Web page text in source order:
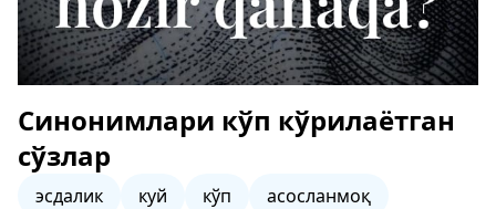
Синонимлари кўп кўрилаётган
сўзлар
эсдалик куй кўп
асосланмоқ